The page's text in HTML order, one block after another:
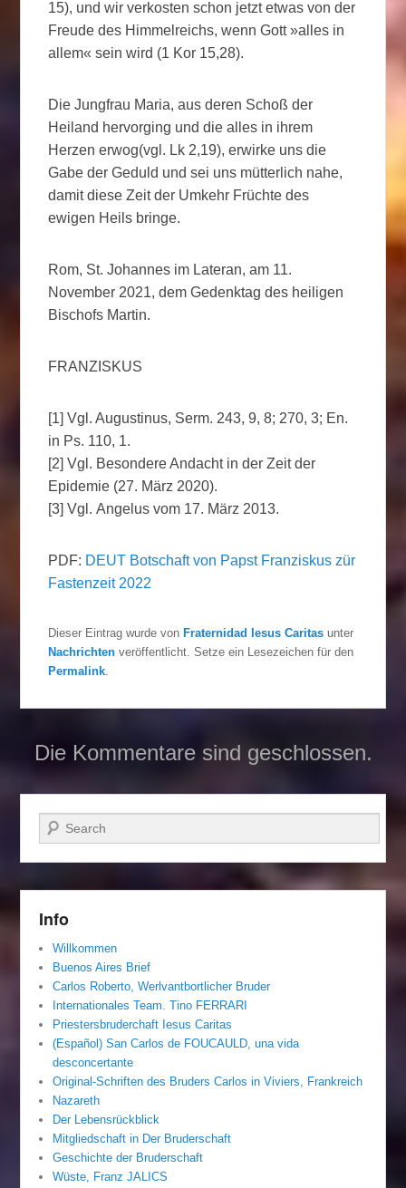
15), und wir verkosten schon jetzt etwas von der
Freude des Himmelreichs, wenn Gott »alles in
allem« sein wird (1 Kor 15,28).
Die Jungfrau Maria, aus deren Schoß der
Heiland hervorging und die alles in ihrem
Herzen erwog(vgl. Lk 2,19), erwirke uns die
Gabe der Geduld und sei uns mütterlich nahe,
damit diese Zeit der Umkehr Früchte des
ewigen Heils bringe.
Rom, St. Johannes im Lateran, am 11.
November 2021, dem Gedenktag des heiligen
Bischofs Martin.
FRANZISKUS
[1] Vgl. Augustinus, Serm. 243, 9, 8; 270, 3; En.
in Ps. 110, 1.
[2] Vgl. Besondere Andacht in der Zeit der
Epidemie (27. März 2020).
[3] Vgl. Angelus vom 17. März 2013.
PDF: DEUT Botschaft von Papst Franziskus zür
Fastenzeit 2022
Dieser Eintrag wurde von Fraternidad Iesus Caritas unter
Nachrichten veröffentlicht. Setze ein Lesezeichen für den
Permalink.
Die Kommentare sind geschlossen.
Suchen
Info
Willkommen
Buenos Aires Brief
Carlos Roberto, Werlvantbortlicher Bruder
Internationales Team. Tino FERRARI
Priestersbruderchaft Iesus Caritas
(Español) San Carlos de FOUCAULD, una vida
desconcertante
Original-Schriften des Bruders Carlos in Viviers, Frankreich
Nazareth
Der Lebensrückblick
Mitgliedschaft in Der Bruderschaft
Geschichte der Bruderschaft
Wüste, Franz JALICS